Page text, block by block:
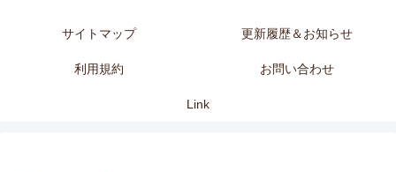
サイトマップ 更新履歴＆お知らせ
利用規約 お問い合わせ
Link